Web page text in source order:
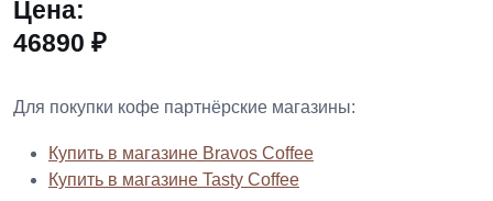
Цена:
46890 ₽
Для покупки кофе партнёрские магазины:
Купить в магазине Bravos Coffee
Купить в магазине Tasty Coffee